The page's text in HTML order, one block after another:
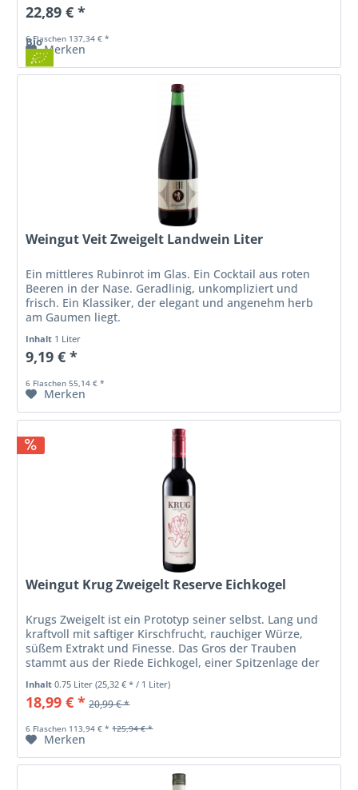
Bio
22,89 € *
6 Flaschen 137,34 € *
Merken
Weingut Veit Zweigelt Landwein Liter
Ein mittleres Rubinrot im Glas. Ein Cocktail aus roten
Beeren in der Nase. Geradlinig, unkompliziert und
frisch. Ein Klassiker, der elegant und angenehm herb
am Gaumen liegt.
Inhalt 1 Liter
9,19 € *
6 Flaschen 55,14 € *
Merken
Weingut Krug Zweigelt Reserve Eichkogel
Krugs Zweigelt ist ein Prototyp seiner selbst. Lang und
kraftvoll mit saftiger Kirschfrucht, rauchiger Würze,
süßem Extrakt und Finesse. Das Gros der Trauben
stammt aus der Riede Eichkogel, einer Spitzenlage der
Inhalt0.75 Liter(25,32 € * / 1 Liter)
18,99 € * 20,99 € *
6 Flaschen 113,94 € * 125,94 € *
Merken